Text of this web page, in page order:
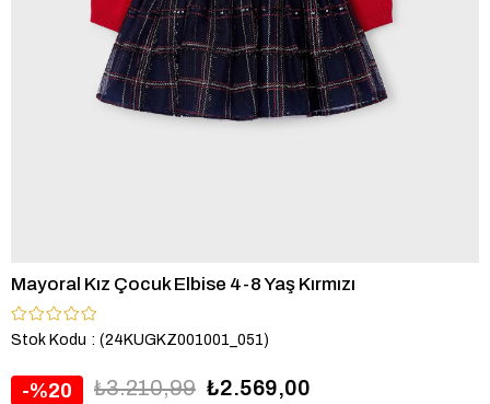
Mayoral Kız Çocuk Elbise 4-8 Yaş Kırmızı
Stok Kodu (24KUGKZ001001_051)
20 ₺3.210,99 ₺2.569,00